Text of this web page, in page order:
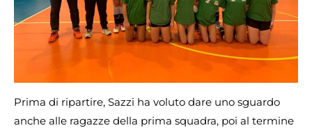
Prima di ripartire, Sazzi ha voluto dare uno sguardo
anche alle ragazze della prima squadra, poi al termine